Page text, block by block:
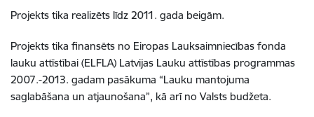
Projekts tika realizēts līdz 2011. gada beigām.
Projekts tika finansēts no Eiropas Lauksaimniecības fonda
lauku attīstībai (ELFLA) Latvijas Lauku attīstības programmas
2007.-2013. gadam pasākuma “Lauku mantojuma
saglabāšana un atjaunošana”, kā arī no Valsts budžeta.